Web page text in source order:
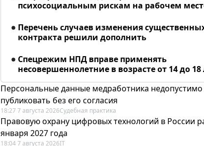
психосоциальным рискам на рабочем
Перечень случаев изменения
контракта решили дополнить
Спецрежим НПД вправе применять
несовершеннолетние в возрасте от 14 до 18
Персональные данные медработника недопустимо
публиковать без его согласия
18:27 7 августа 2026Судебная практика
Правовую охрану цифровых технологий в России
января 2027 года
18:04 7 августа 2026IT